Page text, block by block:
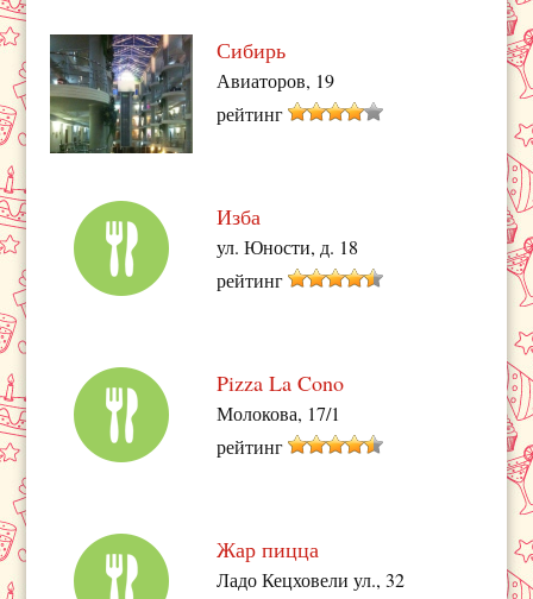
Сибирь
Авиаторов, 19
рейтинг
Изба
ул. Юности, д. 18
рейтинг
Pizza La Cono
Молокова, 17/1
рейтинг
Жар пицца
Ладо Кецховели ул., 32